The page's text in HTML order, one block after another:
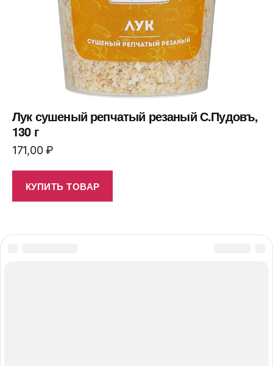
Лук сушеный репчатый резаный С.Пудовъ,
130 г
171,00₽
КУПИТЬ ТОВАР